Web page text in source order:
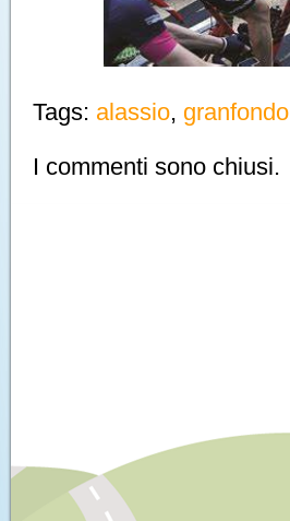
Tags: alassio, granfondo
I commenti sono chiusi.